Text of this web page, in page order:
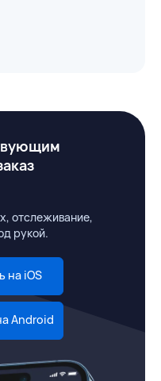
отслеживание,
рукой.
на iOS
Android